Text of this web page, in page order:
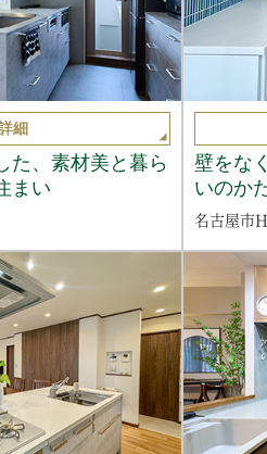
細
た、素材美と暮ら
まい
壁をな
いのか
名古屋市